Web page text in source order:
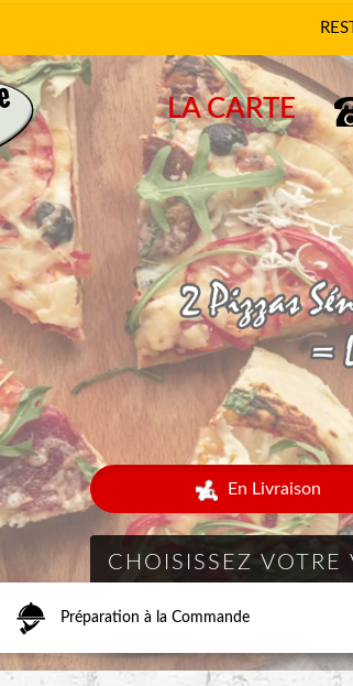
LA CARTE
En Livraison
Préparation à la Commande